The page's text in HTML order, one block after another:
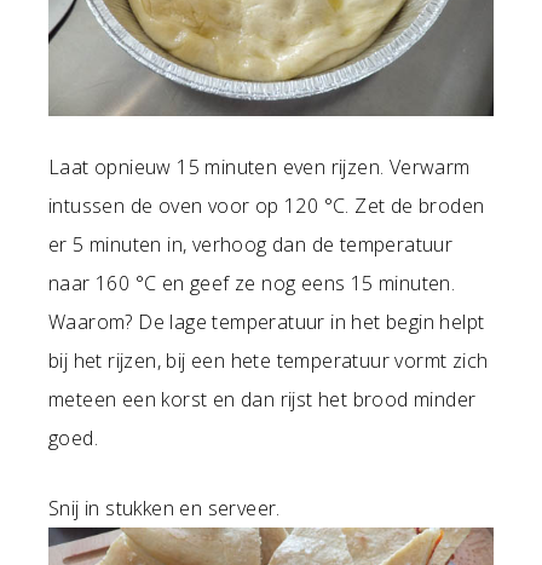
Laat opnieuw 15 minuten even rijzen. Verwarm
intussen de oven voor op 120 °C. Zet de broden
er 5 minuten in, verhoog dan de temperatuur
naar 160 °C en geef ze nog eens 15 minuten.
Waarom? De lage temperatuur in het begin helpt
bij het rijzen, bij een hete temperatuur vormt zich
meteen een korst en dan rijst het brood minder
goed.
Snij in stukken en serveer.